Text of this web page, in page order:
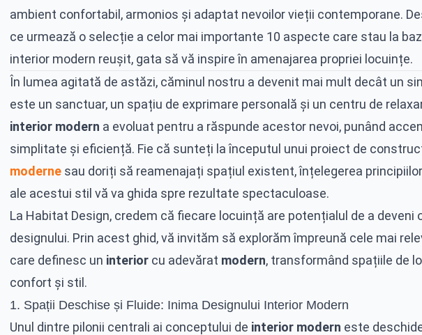
ambient confortabil, armonios și adaptat nevoilor vieții contemporane.
ce urmează o selecție a celor mai importante 10 aspecte care stau la
interior modern reușit, gata să vă inspire în amenajarea propriei locuințe.
În lumea agitată de astăzi, căminul nostru a devenit mai mult decât un
este un sanctuar, un spațiu de exprimare personală și un centru de
interior modern a evoluat pentru a răspunde acestor nevoi, punând
simplitate și eficiență. Fie că sunteți la începutul unui proiect de
moderne sau doriți să reamenajați spațiul existent, înțelegerea
ale acestui stil vă va ghida spre rezultate spectaculoase.
La Habitat Design, credem că fiecare locuință are potențialul de a deveni
designului. Prin acest ghid, vă invităm să explorăm împreună cele mai
care definesc un interior cu adevărat modern, transformând spațiile de
confort și stil.
1. Spații Deschise și Fluide: Inima Designului Interior Modern
Unul dintre pilonii centrali ai conceptului de interior modern este